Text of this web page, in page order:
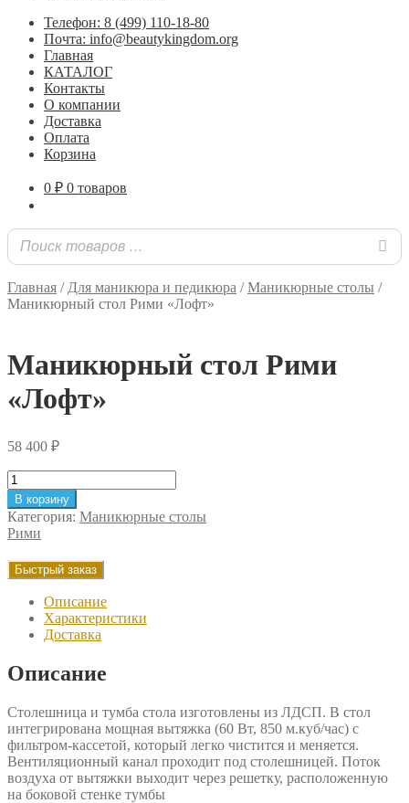
Телефон: 8 (499) 110-18-80
Почта: info@beautykingdom.org
Главная
КАТАЛОГ
Контакты
О компании
Доставка
Оплата
Корзина
0 ₽ 0 товаров
Главная / Для маникюра и педикюра /Маникюрные столы /
Маникюрный стол Рими «Лофт»
Маникюрный стол Рими
«Лофт»
58 400 ₽
Количество
товара
Маникюрный
стол
Рими
"Лофт"
В корзину
Категория: Маникюрные столы
Рими
Быстрый заказ
Описание
Характеристики
Доставка
Описание
Столешница и тумба стола изготовлены из ЛДСП. В стол
интегрирована мощная вытяжка (60 Вт, 850 м.куб/час) с
фильтром-кассетой, который легко чистится и меняется.
Вентиляционный канал проходит под столешницей. Поток
воздуха от вытяжки выходит через решетку, расположенную
на боковой стенке тумбы